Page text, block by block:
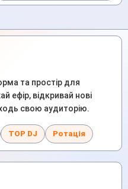
та простір для
ефір, відкривай нові
свою аудиторію.
TOP DJ Ротація